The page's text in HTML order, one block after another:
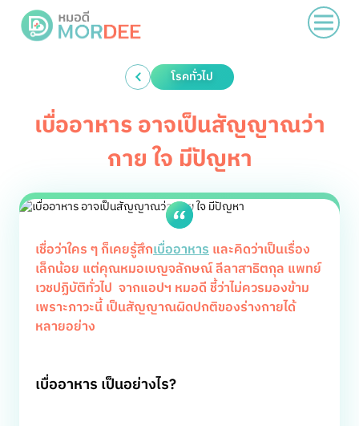
โรคทั่วไป
เบื่ออาหาร อาจเป็นสัญญาณว่า
กาย ใจ มีปัญหา
เชื่อว่าใคร ๆ ก็เคยรู้สึกเบื่ออาหารและคิดว่าเป็นเรื่อง
เล็กน้อย แต่คุณหมอเบญจลักษณ์ ลีลาสาธิตกุล แพทย์
เวชปฏิบัติทั่วไป จากแอปฯ หมอดี ชี้ว่าไม่ควรมองข้าม
เพราะภาวะนี้ เป็นสัญญาณผิดปกติของร่างกายได้
หลายอย่าง
เบื่ออาหาร เป็นอย่างไร?